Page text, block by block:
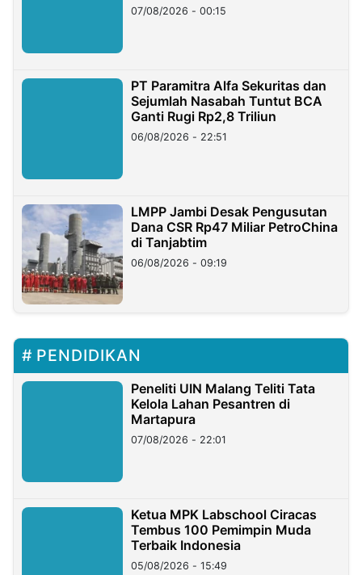
07/08/2026 - 00:15
PT Paramitra Alfa Sekuritas dan
Sejumlah Nasabah Tuntut BCA
Ganti Rugi Rp2,8 Triliun
06/08/2026 - 22:51
LMPP Jambi Desak Pengusutan
Dana CSR Rp47 Miliar PetroChina
di Tanjabtim
06/08/2026 - 09:19
PENDIDIKAN
Peneliti UIN Malang Teliti Tata
Kelola Lahan Pesantren di
Martapura
07/08/2026 - 22:01
Ketua MPK Labschool Ciracas
Tembus 100 Pemimpin Muda
Terbaik Indonesia
05/08/2026 - 15:49